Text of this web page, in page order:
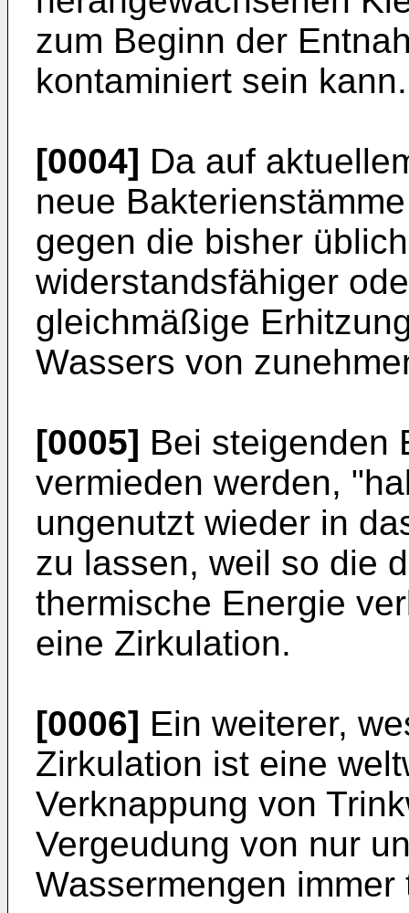
zum Beginn der
kontaminiert sein kann.
[0004] Da auf
neue
gegen die bisher
widerstandsfähiger
gleichmäßige
Wassers von
[0005] Bei steigenden
vermieden werden,
ungenutzt wieder in
zu lassen, weil so die
thermische Energie
eine Zirkulation.
[0006] Ein weiterer,
Zirkulation ist eine
Verknappung von
Vergeudung von nur
Wassermengen immer